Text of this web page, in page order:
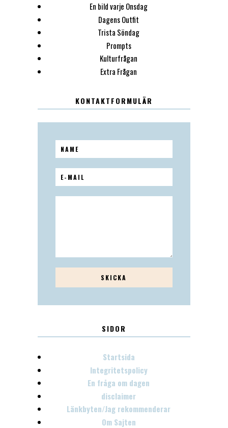
En bild varje Onsdag
Dagens Outfit
Trista Söndag
Prompts
Kulturfrågan
Extra Frågan
KONTAKTFORMULÄR
SIDOR
Startsida
Integritetspolicy
En fråga om dagen
disclaimer
Länkbyten/Jag rekommenderar
Om Sajten